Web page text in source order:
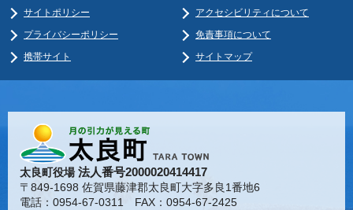
サイトポリシー
アクセシビリティについて
プライバシーポリシー
免責事項について
携帯サイト
サイトマップ
太良町役場法人番号2000020414417
〒849-1698 佐賀県藤津郡太良町大字多良1番地6
電話：0954-67-0311 FAX：0954-67-2425